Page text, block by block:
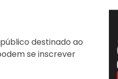
destinado ao
se inscrever